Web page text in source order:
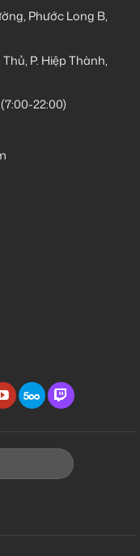
Phước Long B,
P. Hiệp Thành,
(7:00-22:00)